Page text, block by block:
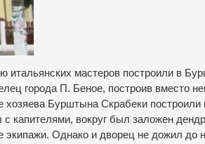
мастеров построили в
города П. Беное, построив вместо
Бурштына Скрабеки построили
капителями, вокруг был заложен
экипажи. Однако и дворец не дожил до